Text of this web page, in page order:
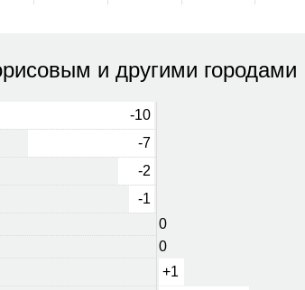
и другими городами
-10
-7
-2
-1
0
0
+1